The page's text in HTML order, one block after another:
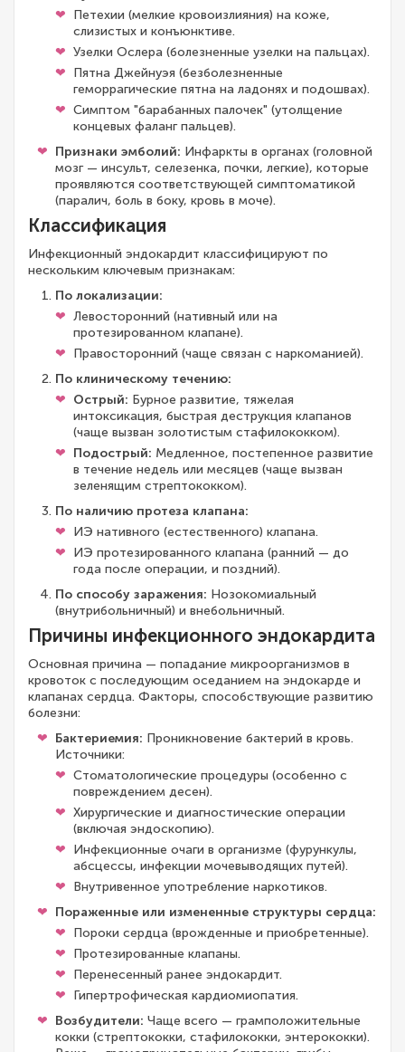
Петехии (мелкие кровоизлияния) на коже,
слизистых и конъюнктиве.
Узелки Ослера (болезненные узелки на пальцах).
Пятна Джейнуэя (безболезненные
геморрагические пятна на ладонях и подошвах).
Симптом "барабанных палочек" (утолщение
концевых фаланг пальцев).
Признаки эмболий: Инфаркты в органах (головной
мозг — инсульт, селезенка, почки, легкие), которые
проявляются соответствующей симптоматикой
(паралич, боль в боку, кровь в моче).
Классификация
Инфекционный эндокардит классифицируют по
нескольким ключевым признакам:
По локализации:
Левосторонний (нативный или на
протезированном клапане).
Правосторонний (чаще связан с наркоманией).
По клиническому течению:
Острый: Бурное развитие, тяжелая
интоксикация, быстрая деструкция клапанов
(чаще вызван золотистым стафилококком).
Подострый: Медленное, постепенное развитие
в течение недель или месяцев (чаще вызван
зеленящим стрептококком).
По наличию протеза клапана:
ИЭ нативного (естественного) клапана.
ИЭ протезированного клапана (ранний — до
года после операции, и поздний).
По способу заражения: Нозокомиальный
(внутрибольничный) и внебольничный.
Причины инфекционного эндокардита
Основная причина — попадание микроорганизмов в
кровоток с последующим оседанием на эндокарде и
клапанах сердца. Факторы, способствующие развитию
болезни:
Бактериемия: Проникновение бактерий в кровь.
Источники:
Стоматологические процедуры (особенно с
повреждением десен).
Хирургические и диагностические операции
(включая эндоскопию).
Инфекционные очаги в организме (фурункулы,
абсцессы, инфекции мочевыводящих путей).
Внутривенное употребление наркотиков.
Пораженные или измененные структуры сердца:
Пороки сердца (врожденные и приобретенные).
Протезированные клапаны.
Перенесенный ранее эндокардит.
Гипертрофическая кардиомиопатия.
Возбудители: Чаще всего — грамположительные
кокки (стрептококки, стафилококки, энтерококки).